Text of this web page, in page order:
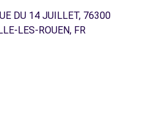
DU 14 JUILLET, 76300
LES-ROUEN, FR